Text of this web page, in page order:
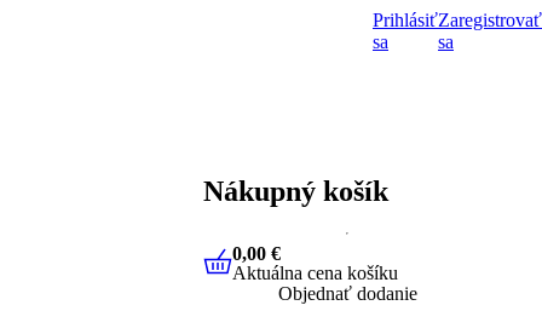
Prihlásiť
sa
Zaregistrovať
sa
Nákupný košík
0,00 €Aktuálna cena košíku
0,00 €
Aktuálna cena košíku
Objednať dodanie